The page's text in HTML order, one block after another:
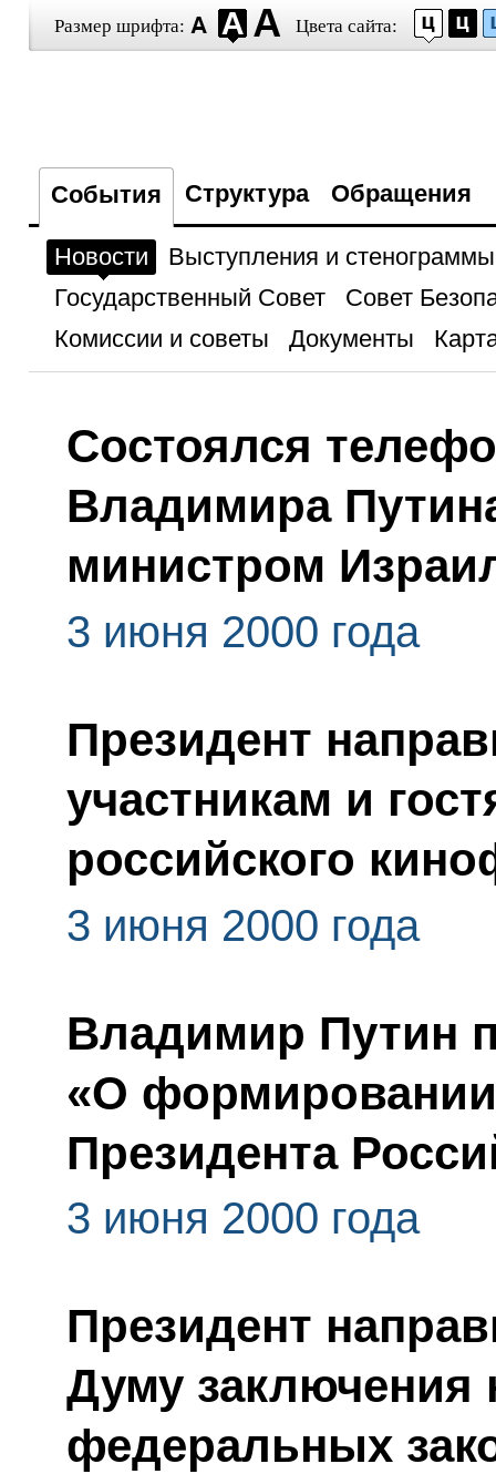
Размер шрифта: Цвета сайта:
События Структура Обращения
Новости
Выступления и стенограммы
Государственный Совет
Совет
Комиссии и советы
Документы
Состоялся
Владимира
министром
3 июня 2000 года
Президент
участникам и
российского
3 июня 2000 года
Владимир Путин
«О
Президента
3 июня 2000 года
Президент
Думу заключения
федеральных